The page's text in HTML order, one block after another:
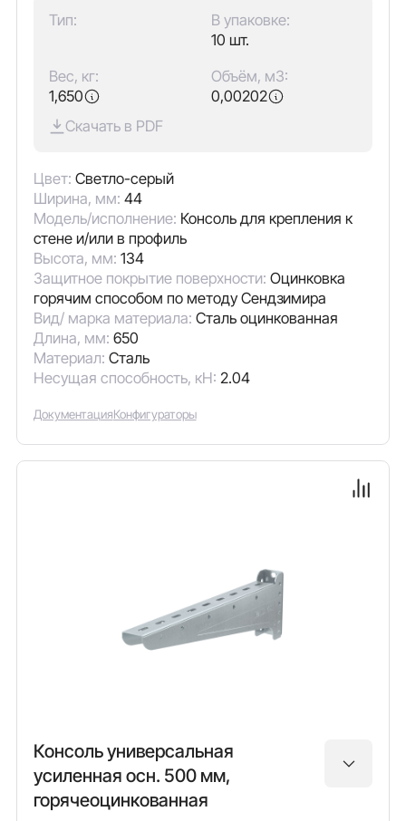
Тип:
В упаковке:
10 шт.
Вес, кг:
1,650
Объём, м3:
0,00202
Скачать в PDF
Цвет: Светло-серый
Ширина, мм: 44
Модель/исполнение: Консоль для крепления к
стене и/или в профиль
Высота, мм: 134
Защитное покрытие поверхности: Оцинковка
горячим способом по методу Сендзимира
Вид/ марка материала: Сталь оцинкованная
Длина, мм: 650
Материал: Сталь
Несущая способность, кН: 2.04
ДокументацияКонфигураторы
Консоль универсальная
усиленная осн. 500 мм,
горячеоцинкованная